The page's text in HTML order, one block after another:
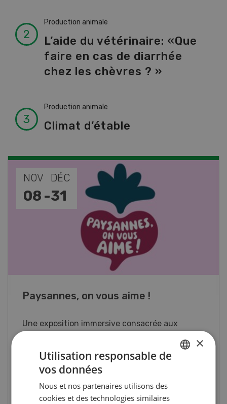
Production animale
L’aide du vétérinaire: «Que
faire en cas de diarrhée
chez les chèvres ? »
Production animale
Climat d’étable
NOV
08 -
DÉC
31
Paysannes, on vous aime !
Une exposition immersive consacrée aux
×
Utilisation responsable de
vos données
Nous et nos partenaires utilisons des
cookies et des technologies similaires